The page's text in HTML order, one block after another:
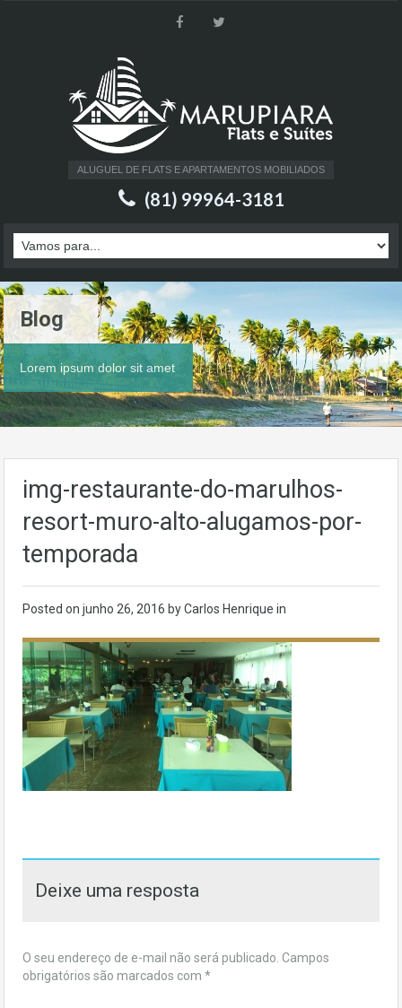
ALUGUEL DE FLATS E APARTAMENTOS MOBILIADOS
(81) 99964-3181
Blog
Lorem ipsum dolor sit amet
img-restaurante-do-marulhos-
resort-muro-alto-alugamos-por-
temporada
Posted on junho 26, 2016 by Carlos Henrique in
Deixe uma resposta
O seu endereço de e-mail não será publicado. Campos
obrigatórios são marcados com *